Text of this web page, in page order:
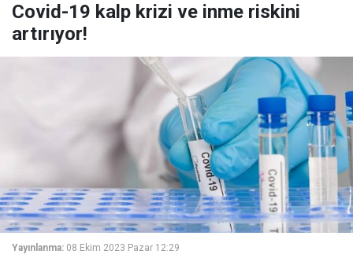
Covid-19 kalp krizi ve inme riskini
artırıyor!
Yayınlanma: 08 Ekim 2023 Pazar 12:29